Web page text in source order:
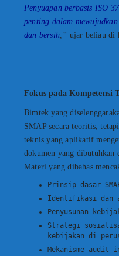
Penyuapan berbasis ISO
penting dalam
dan bersih,” ujar beliau di
Fokus pada Kompetensi
Bimtek yang
SMAP secara teoritis,
teknis yang aplikatif
dokumen yang dibutuhkan
Materi yang dibahas
Prinsip dasar
Identifikasi dan
Penyusunan
Strategi
kebijakan di
Mekanisme audit